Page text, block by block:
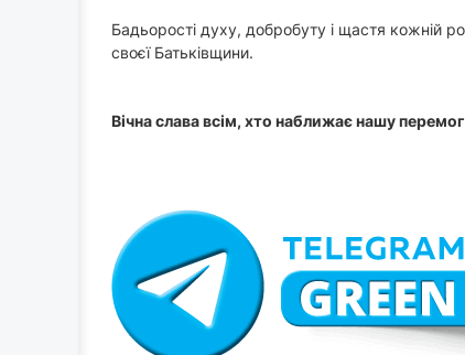
Бадьорості духу, добробуту і щастя кожній
своєї Батьківщини.
Вічна слава всім, хто наближає нашу